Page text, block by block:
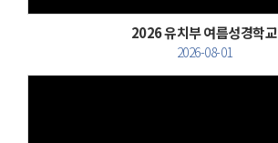
2026 유치부 여름성경학교
2026-08-01